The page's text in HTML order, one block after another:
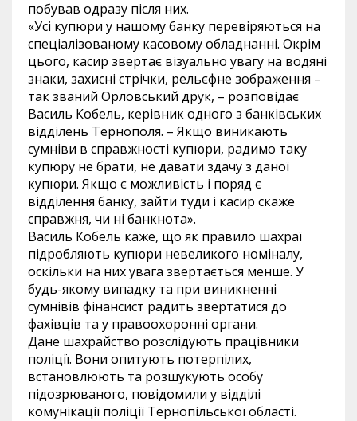
побував одразу після них.
«Усі купюри у нашому банку перевіряються на
спеціалізованому касовому обладнанні. Окрім
цього, касир звертає візуально увагу на водяні
знаки, захисні стрічки, рельєфне зображення –
так званий Орловський друк, – розповідає
Василь Кобель, керівник одного з банківських
відділень Тернополя. – Якщо виникають
сумніви в справжності купюри, радимо таку
купюру не брати, не давати здачу з даної
купюри. Якщо є можливість і поряд є
відділення банку, зайти туди і касир скаже
справжня, чи ні банкнота».
Василь Кобель каже, що як правило шахраї
підробляють купюри невеликого номіналу,
оскільки на них увага звертається менше. У
будь-якому випадку та при виникненні
сумнівів фінансист радить звертатися до
фахівців та у правоохоронні органи.
Дане шахрайство розслідують працівники
поліції. Вони опитують потерпілих,
встановлюють та розшукують особу
підозрюваного, повідомили у відділі
комунікації поліції Тернопільської області.